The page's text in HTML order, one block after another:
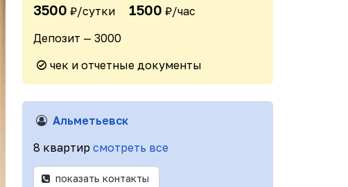
3500 ₽/сутки 1500 ₽/час
Депозит — 3000
чек и отчетные документы
Альметьевск
8 квартир смотреть все
показать контакты